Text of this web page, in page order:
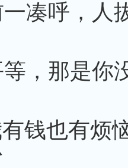
凑呼，人
，那是你
钱也有烦